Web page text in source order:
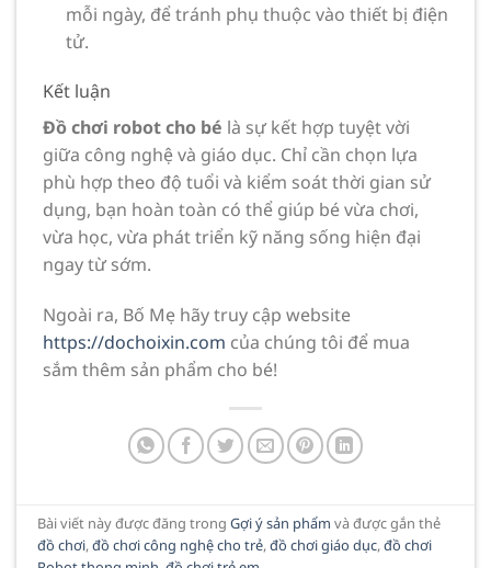
mỗi ngày, để tránh phụ thuộc vào thiết bị điện
tử.
Kết luận
Đồ chơi robot cho bé là sự kết hợp tuyệt vời
giữa công nghệ và giáo dục. Chỉ cần chọn lựa
phù hợp theo độ tuổi và kiểm soát thời gian sử
dụng, bạn hoàn toàn có thể giúp bé vừa chơi,
vừa học, vừa phát triển kỹ năng sống hiện đại
ngay từ sớm.
Ngoài ra, Bố Mẹ hãy truy cập website
https://dochoixin.com của chúng tôi để mua
sắm thêm sản phẩm cho bé!
Bài viết này được đăng trongGợi ý sản phẩm và được gắn thẻ
đồ chơi,đồ chơi công nghệ cho trẻ,đồ chơi giáo dục,đồ chơi